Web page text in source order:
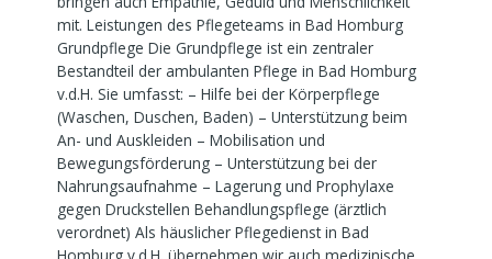
mit. Leistungen des Pflegeteams in Bad Homburg
Grundpflege Die Grundpflege ist ein zentraler
Bestandteil der ambulanten Pflege in Bad Homburg
v.d.H. Sie umfasst: – Hilfe bei der Körperpflege
(Waschen, Duschen, Baden) – Unterstützung beim
An- und Auskleiden – Mobilisation und
Bewegungsförderung – Unterstützung bei der
Nahrungsaufnahme – Lagerung und Prophylaxe
gegen Druckstellen Behandlungspflege (ärztlich
verordnet) Als häuslicher Pflegedienst in Bad